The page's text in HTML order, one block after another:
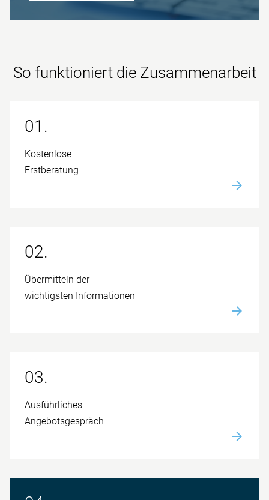
So funktioniert die Zusammen­arbeit
01.
Kostenlose
Erstberatung
02.
Übermitteln der
wichtigsten Informationen
03.
Aus­führliches
Angebots­gespräch